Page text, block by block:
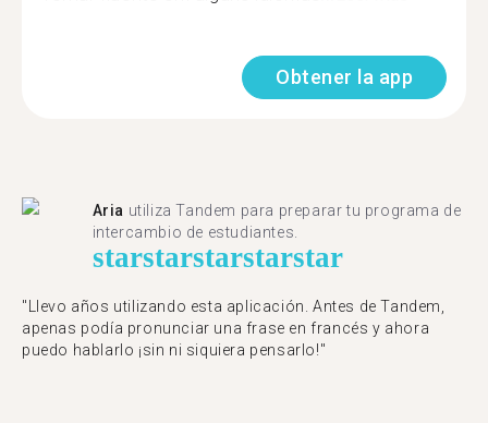
Obtener la app
Aria utiliza Tandem para preparar tu programa de
intercambio de estudiantes.
starstarstarstarstar
"Llevo años utilizando esta aplicación. Antes de Tandem,
apenas podía pronunciar una frase en francés y ahora
puedo hablarlo ¡sin ni siquiera pensarlo!"